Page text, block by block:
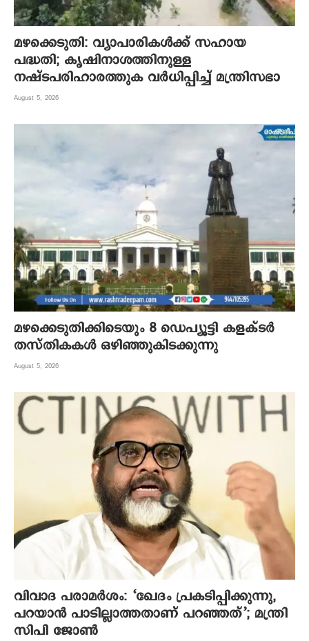
മഴക്കെടുതി: വ്യാപാരികൾക്ക് സഹായ
പദ്ധതി; കൃഷിനാശത്തിനുള്ള
നഷ്ടപരിഹാരത്തുക വർ‌ധിപ്പിച്ച് മന്ത്രിസഭാ
August 5, 2026
മഴക്കെടുതിക്കിടെയും 8 ഡെപ്യൂട്ടി കളക്ടർ
തസ്തികകൾ ഒഴിഞ്ഞുകിടക്കുന്നു
August 5, 2026
വിവാദ പരാമർശം: ‘ഖേദം പ്രകടിപ്പിക്കുന്നു,
പറയാൻ പാടില്ലാത്തതാണ് പറഞ്ഞത്’; മന്ത്രി
സിപി ജോൺ